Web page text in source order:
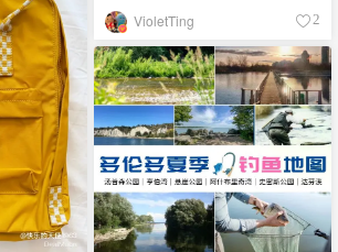
VioletTing 2